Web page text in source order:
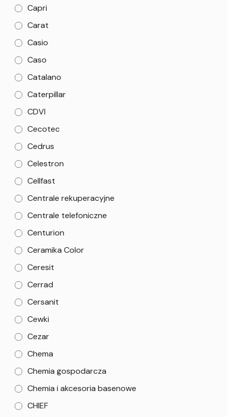
Capri
Carat
Casio
Caso
Catalano
Caterpillar
CDVI
Cecotec
Cedrus
Celestron
Cellfast
Centrale rekuperacyjne
Centrale telefoniczne
Centurion
Ceramika Color
Ceresit
Cerrad
Cersanit
Cewki
Cezar
Chema
Chemia gospodarcza
Chemia i akcesoria basenowe
CHIEF